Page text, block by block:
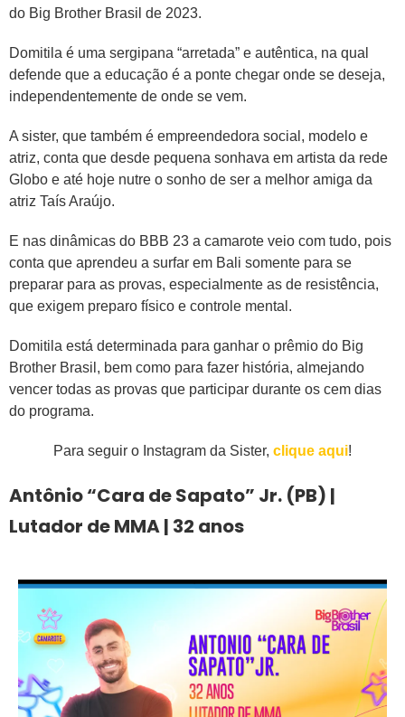
do Big Brother Brasil de 2023.
Domitila é uma sergipana “arretada” e autêntica, na qual
defende que a educação é a ponte chegar onde se deseja,
independentemente de onde se vem.
A sister, que também é empreendedora social, modelo e
atriz, conta que desde pequena sonhava em artista da rede
Globo e até hoje nutre o sonho de ser a melhor amiga da
atriz Taís Araújo.
E nas dinâmicas do BBB 23 a camarote veio com tudo, pois
conta que aprendeu a surfar em Bali somente para se
preparar para as provas, especialmente as de resistência,
que exigem preparo físico e controle mental.
Domitila está determinada para ganhar o prêmio do Big
Brother Brasil, bem como para fazer história, almejando
vencer todas as provas que participar durante os cem dias
do programa.
Para seguir o Instagram da Sister, clique aqui!
Antônio “Cara de Sapato” Jr. (PB) |
Lutador de MMA | 32 anos